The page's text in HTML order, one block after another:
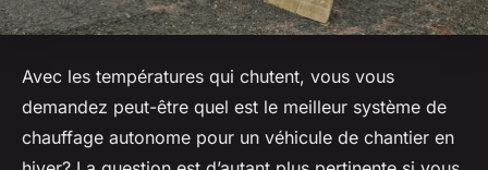
Avec les températures qui chutent, vous vous
demandez peut-être quel est le meilleur système de
chauffage autonome pour un véhicule de chantier en